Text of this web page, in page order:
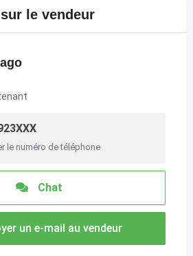
le vendeur
le numéro de téléphone
Chat
un e-mail au vendeur